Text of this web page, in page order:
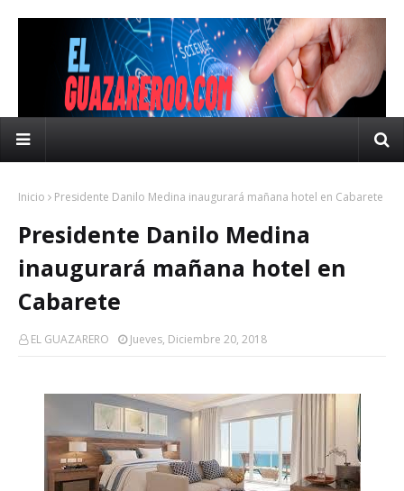
Inicio Presidente Danilo Medina inaugurará mañana hotel en Cabarete
Presidente Danilo Medina
inaugurará mañana hotel en
Cabarete
EL GUAZARERO Jueves, Diciembre 20, 2018